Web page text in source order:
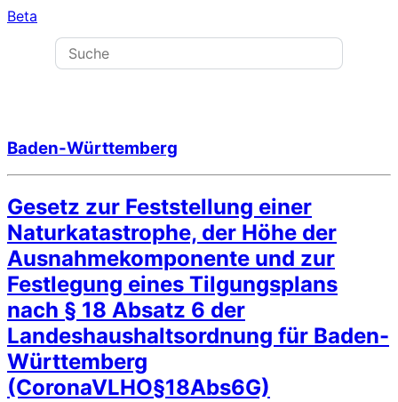
Beta
Baden-Württemberg
Gesetz zur Feststellung einer
Naturkatastrophe, der Höhe der
Ausnahmekomponente und zur
Festlegung eines Tilgungsplans
nach § 18 Absatz 6 der
Landeshaushaltsordnung für Baden-
Württemberg
(CoronaVLHO§18Abs6G)